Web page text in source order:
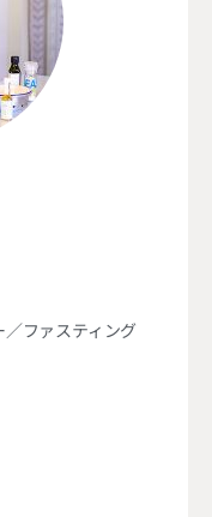
ファスティング